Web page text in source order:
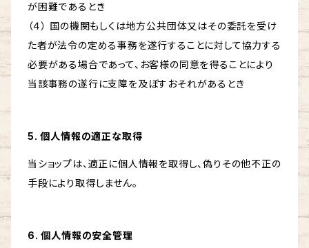
が困難であるとき
（４） 国の機関もしくは地方公共団体又はその委託を受け
た者が法令の定める事務を遂行することに対して協力する
必要がある場合であって、お客様の同意を得ることにより
当該事務の遂行に支障を及ぼすおそれがあるとき
5. 個人情報の適正な取得
当ショップは、適正に個人情報を取得し、偽りその他不正の
手段により取得しません。
6. 個人情報の安全管理